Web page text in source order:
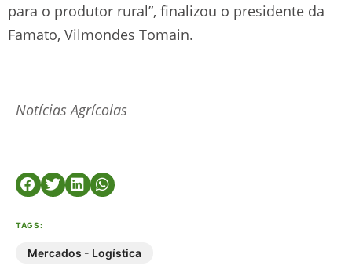
para o produtor rural”, finalizou o presidente da
Famato, Vilmondes Tomain.
Notícias Agrícolas
TAGS:
Mercados - Logística